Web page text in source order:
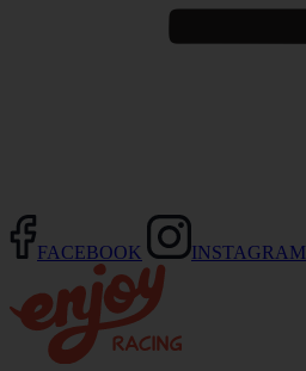
FACEBOOK INSTAGRAM